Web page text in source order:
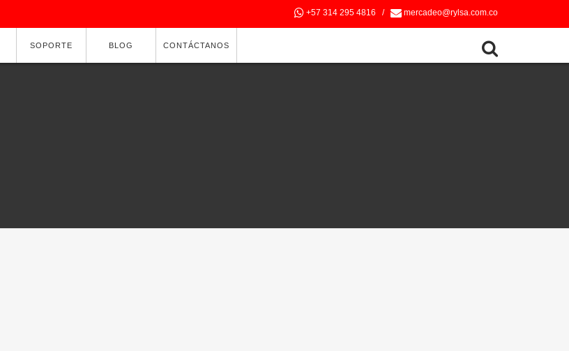
+57 314 295 4816 / mercadeo@rylsa.com.co
SOPORTE BLOG CONTÁCTANOS